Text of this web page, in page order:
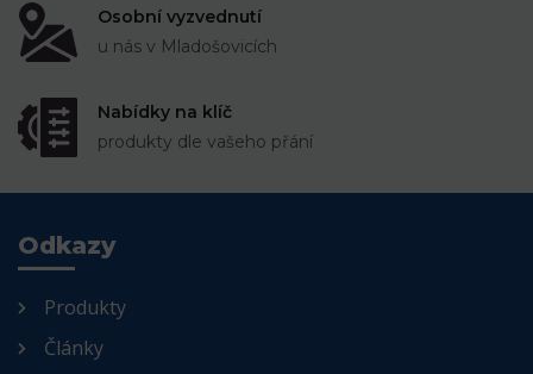
Osobní vyzvednutí
u nás v Mladošovicích
Nabídky na klíč
produkty dle vašeho přání
Odkazy
Produkty
Články